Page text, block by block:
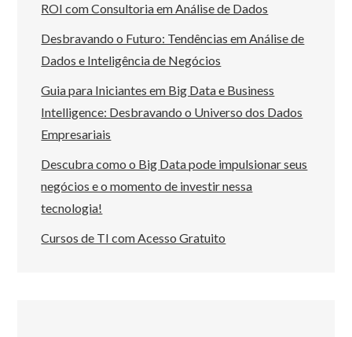
ROI com Consultoria em Análise de Dados
Desbravando o Futuro: Tendências em Análise de
Dados e Inteligência de Negócios
Guia para Iniciantes em Big Data e Business
Intelligence: Desbravando o Universo dos Dados
Empresariais
Descubra como o Big Data pode impulsionar seus
negócios e o momento de investir nessa
tecnologia!
Cursos de TI com Acesso Gratuito